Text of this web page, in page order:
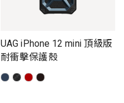
UAG iPhone 12 mini 頂級版
耐衝擊保護殼